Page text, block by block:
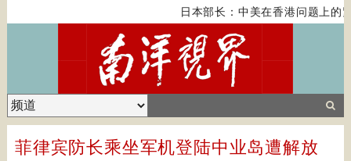
日本部长：中美在香港问题上的紧
菲律宾防长乘坐军机登陆中业岛遭解放